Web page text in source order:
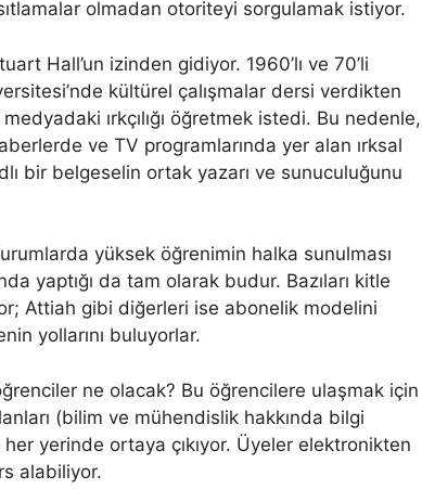
olmadan otoriteyi sorgulamak istiyor.
Hall’un izinden gidiyor. 1960’lı ve 70’li
kültürel çalışmalar dersi verdikten
ırkçılığı öğretmek istedi. Bu nedenle,
ve TV programlarında yer alan ırksal
bir belgeselin ortak yazarı ve sunuculuğunu
yüksek öğrenimin halka sunulması
yaptığı da tam olarak budur. Bazıları kitle
Attiah gibi diğerleri ise abonelik modelini
yollarını buluyorlar.
ne olacak? Bu öğrencilere ulaşmak için
(bilim ve mühendislik hakkında bilgi
yerinde ortaya çıkıyor. Üyeler elektronikten
alabiliyor.